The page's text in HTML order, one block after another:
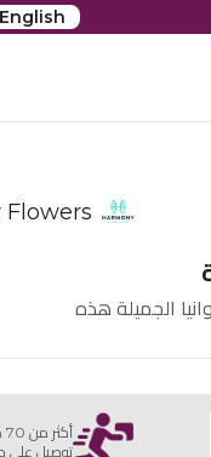
English
الجميلة هذه
أكثر من 70 مدينة حول العالم
توصيل على